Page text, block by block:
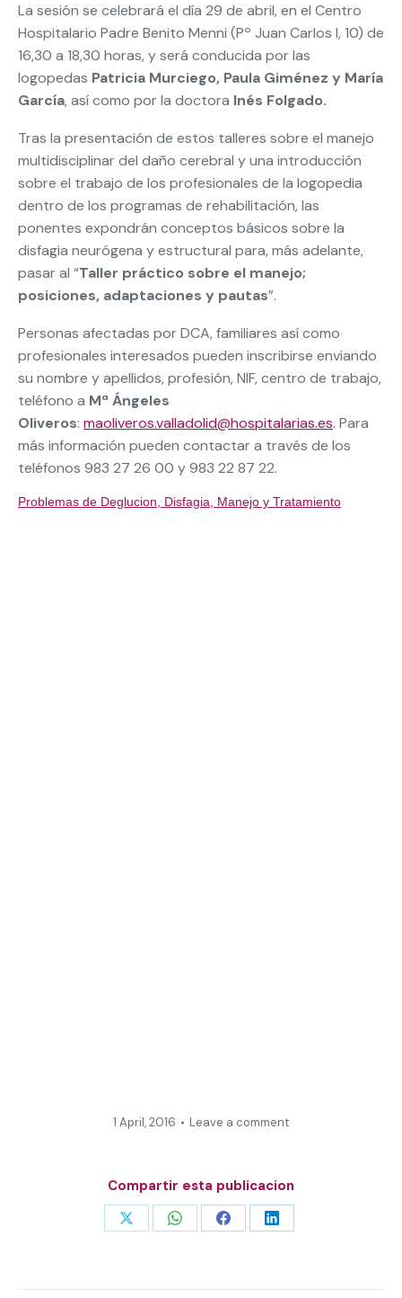
La sesión se celebrará el día 29 de abril, en el Centro
Hospitalario Padre Benito Menni (Pº Juan Carlos I, 10) de
16,30 a 18,30 horas, y será conducida por las
logopedas Patricia Murciego, Paula Giménez y María
García, así como por la doctora Inés Folgado.
Tras la presentación de estos talleres sobre el manejo
multidisciplinar del daño cerebral y una introducción
sobre el trabajo de los profesionales de la logopedia
dentro de los programas de rehabilitación, las
ponentes expondrán conceptos básicos sobre la
disfagia neurógena y estructural para, más adelante,
pasar al “Taller práctico sobre el manejo;
posiciones, adaptaciones y pautas”.
Personas afectadas por DCA, familiares así como
profesionales interesados pueden inscribirse enviando
su nombre y apellidos, profesión, NIF, centro de trabajo,
teléfono a Mª Ángeles
Oliveros: maoliveros.valladolid@hospitalarias.es. Para
más información pueden contactar a través de los
teléfonos 983 27 26 00 y 983 22 87 22.
Problemas de Deglucion, Disfagia, Manejo y Tratamiento
1 April, 2016 Leave a comment
Compartir esta publicacion
Share Share Share Share